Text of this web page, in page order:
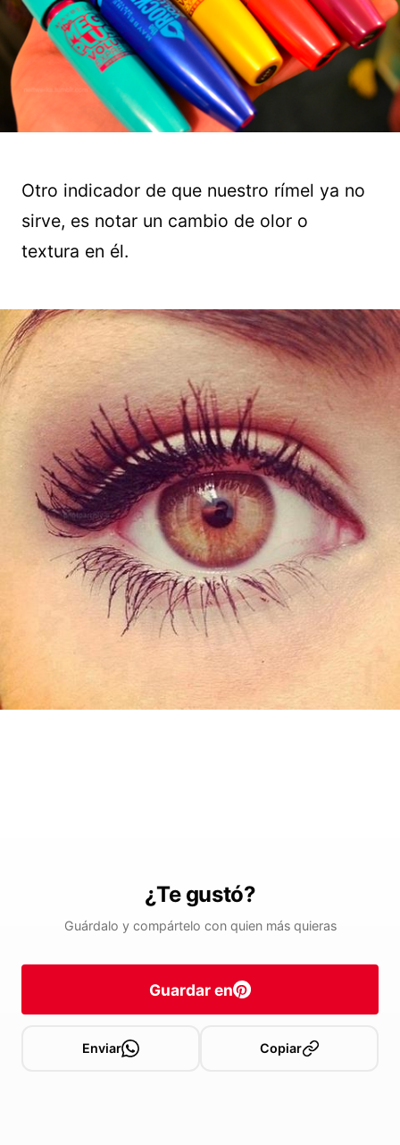
Otro indicador de que nuestro rímel ya no
sirve, es notar un cambio de olor o
textura en él.
¿Te gustó?
Guárdalo y compártelo con quien más quieras
Guardar en
Enviar Copiar